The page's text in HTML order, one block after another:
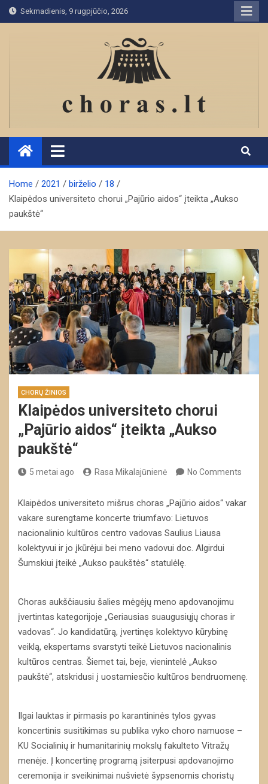
Skip
to
Sekmadienis, 9 rugpjūčio, 2026
Home 2021 birželio
18
Klaipėdos universiteto chorui „Pajūrio aidos“ įteikta „Aukso
paukštė“
CHORŲ ŽINIOS
Klaipėdos universiteto chorui
„Pajūrio aidos“ įteikta „Aukso
paukštė“
5 metai ago Rasa Mikalajūnienė No Comments
Klaipėdos universiteto mišrus choras „Pajūrio aidos“ vakar
vakare surengtame koncerte triumfavo: Lietuvos
nacionalinio kultūros centro vadovas Saulius Liausa
kolektyvui ir jo įkūrėjui bei meno vadovui doc. Algirdui
Šumskiui įteikė „Aukso paukštės“ statulėlę.
Choras aukščiausiu šalies mėgėjų meno apdovanojimu
įvertintas kategorijoje „Geriausias suaugusiųjų choras ir
vadovas“. Jo kandidatūrą, įvertinęs kolektyvo kūrybinę
veiklą, ekspertams svarstyti teikė Lietuvos nacionalinis
kultūros centras. Šiemet tai, beje, vienintelė „Aukso
paukštė“, atskridusi į uostamiesčio kultūros bendruomenę.
Ilgai lauktas ir pirmasis po karantininės tylos gyvas
koncertinis susitikimas su publika vyko choro namuose –
KU Socialinių ir humanitarinių mokslų fakulteto Vitražų
menėje. Į koncertinę programą įsiterpusi apdovanojimo
ceremonija ir sveikinimai nušvietė šypsenomis choristų